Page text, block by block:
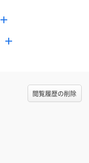
閲覧履歴の削除